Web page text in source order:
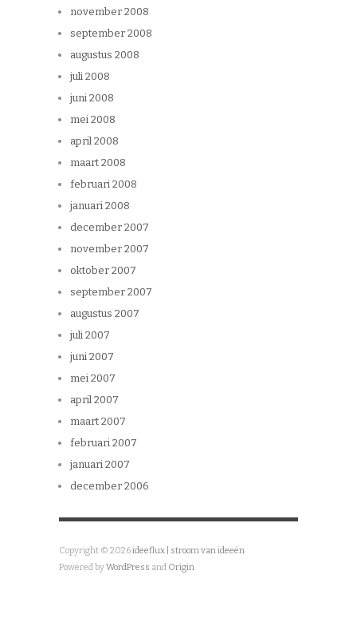
november 2008
september 2008
augustus 2008
juli 2008
juni 2008
mei 2008
april 2008
maart 2008
februari 2008
januari 2008
december 2007
november 2007
oktober 2007
september 2007
augustus 2007
juli 2007
juni 2007
mei 2007
april 2007
maart 2007
februari 2007
januari 2007
december 2006
Copyright © 2026ideeflux | stroom van ideeën
Powered byWordPress and Origin